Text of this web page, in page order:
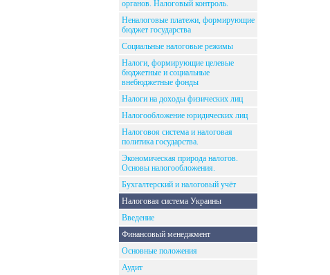
органов. Налоговый контроль.
Неналоговые платежи, формирующие
бюджет государства
Социальные налоговые режимы
Налоги, формирующие целевые
бюджетные и социальные
внебюджетные фонды
Налоги на доходы физических лиц
Налогообложение юридических лиц
Налоговоя система и налоговая
политика государства.
Экономическая природа налогов.
Основы налогообложения.
Бухгалтерский и налоговый учёт
Налоговая система Украины
Введение
Финансовый менеджмент
Основные положения
Аудит